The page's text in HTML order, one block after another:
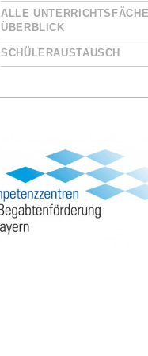
ALLE
ÜBERBLICK
SCHÜLERAUSTAUSCH